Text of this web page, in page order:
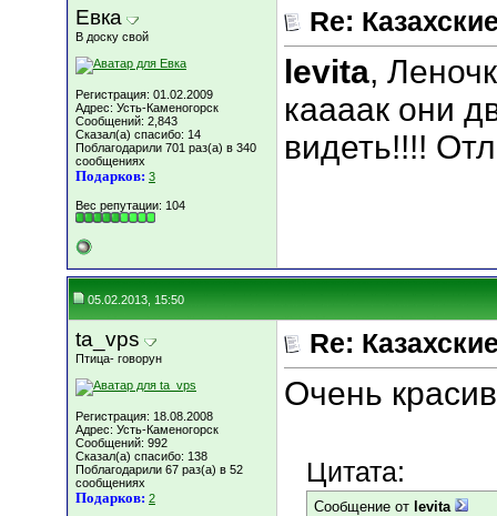
Евка
В доску свой
Регистрация: 01.02.2009
Адрес: Усть-Каменогорск
Сообщений: 2,843
Сказал(а) спасибо: 14
Поблагодарили 701 раз(а) в 340
сообщениях
Подарков: 3
Вес репутации: 104
Re:
levita,
каааак они
видеть!!!!
05.02.2013, 15:50
ta_vps
Птица- говорун
Регистрация: 18.08.2008
Адрес: Усть-Каменогорск
Сообщений: 992
Сказал(а) спасибо: 138
Поблагодарили 67 раз(а) в 52
сообщениях
Подарков: 2
Re:
Очень
Цитата:
Сообщение от levita